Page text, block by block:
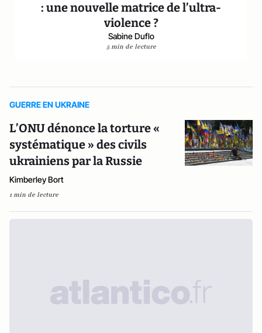
: une nouvelle matrice de l’ultra-
violence ?
Sabine Duflo
5 min de lecture
GUERRE EN UKRAINE
L’ONU dénonce la torture «
systématique » des civils
ukrainiens par la Russie
Kimberley Bort
1 min de lecture